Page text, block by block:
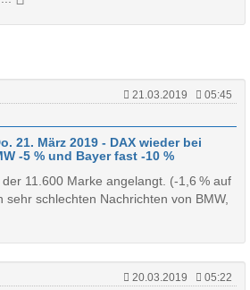
21.03.2019
05:45
21. März 2019 - DAX wieder bei
-5 % und Bayer fast -10 %
11.600 Marke angelangt. (-1,6 % auf
sehr schlechten Nachrichten von BMW,
20.03.2019
05:22